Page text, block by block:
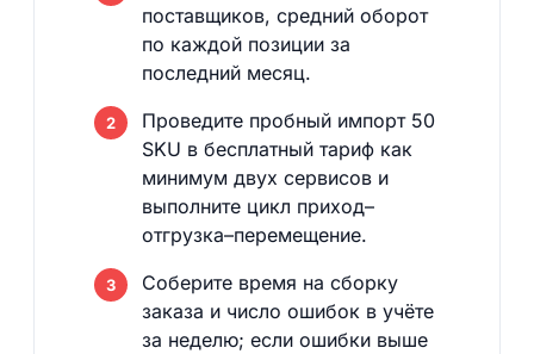
поставщиков, средний оборот
по каждой позиции за
последний месяц.
Проведите пробный импорт 50
SKU в бесплатный тариф как
минимум двух сервисов и
выполните цикл приход–
отгрузка–перемещение.
Соберите время на сборку
заказа и число ошибок в учёте
за неделю; если ошибки выше